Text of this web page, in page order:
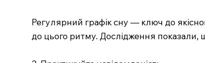
Регулярний графік сну — ключ до
до цього ритму. Дослідження